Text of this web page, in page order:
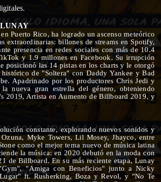
Puerto Rico, ha logrado un ascenso meteórico
extraordinarias: billones de streams en Spotify,
presencia en redes sociales con más de 10.4
y 1.9 millones en Facebook. Su irrupción
posicionó las 14 pistas en los charts y le otorgó
de "Soltera" con Daddy Yankee y Bad
Apadrinado por los productores Chris Jedi y
nueva gran estrella del género, obteniendo
2019, Artista en Aumento de Billboard 2019, y
constante, explorando nuevos sonidos y
Myke Towers, Lil Mosey, Jhayco, entre
como el mejor tema nuevo de música latina
la música: en 2020 debutó en la moda con
de Billboard. En su más reciente etapa, Lunay
"Amiga con Beneficios" junto a Nicky
ft. Rusherking, Boza y Revol, y "No Te